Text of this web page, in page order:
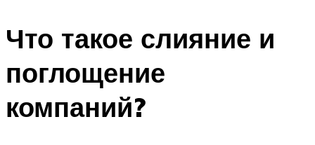
Что такое слияние и
поглощение
компаний?